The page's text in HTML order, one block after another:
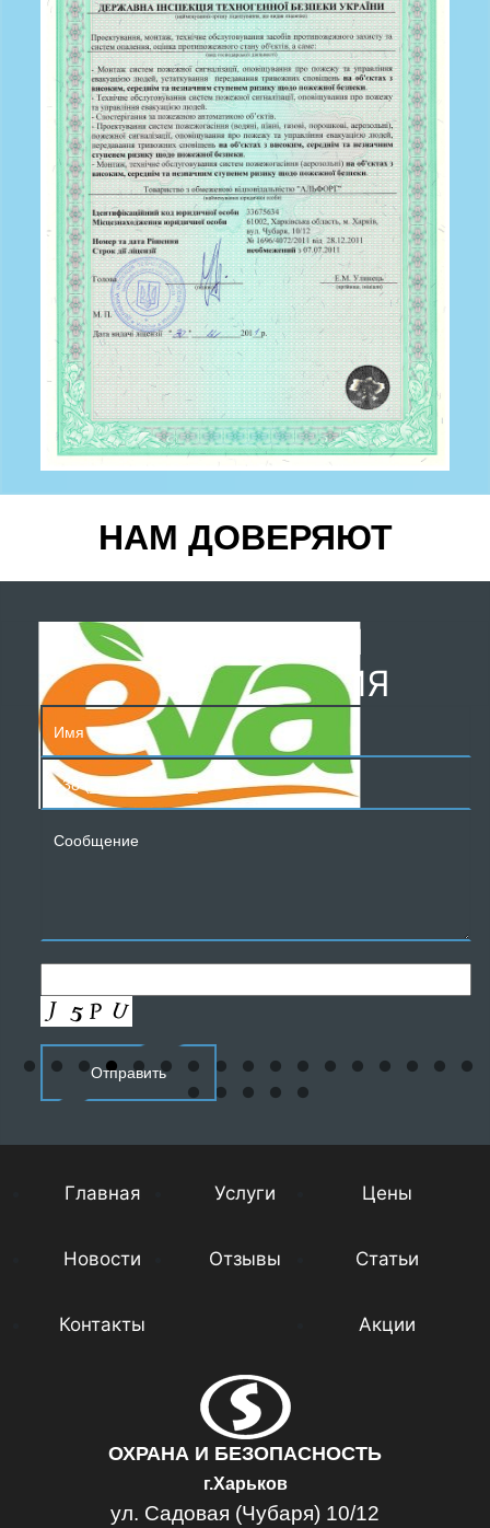
НАМ ДОВЕРЯЮТ
БЕСПЛАТНАЯ
КОНСУЛЬТАЦИЯ
Главная Услуги Цены
Новости Отзывы Статьи
Контакты Акции
ОХРАНА И БЕЗОПАСНОСТЬ
г.Харьков
ул. Садовая (Чубаря) 10/12